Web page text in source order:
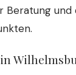
Beratung und